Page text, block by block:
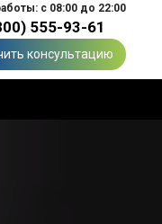
с 08:00 до 22:00
555-93-61
консультацию